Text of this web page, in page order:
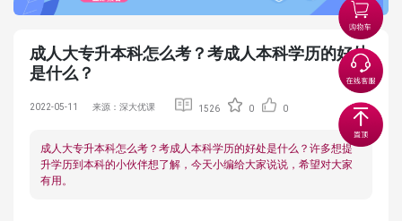
成人大专升本科怎么考？考成人本科学历的好处
是什么？
2022-05-11 来源：深大优课 1526 0 0
成人大专升本科怎么考？考成人本科学历的好处是什么？许多想提
升学历到本科的小伙伴想了解，今天小编给大家说说，希望对大家
有用。